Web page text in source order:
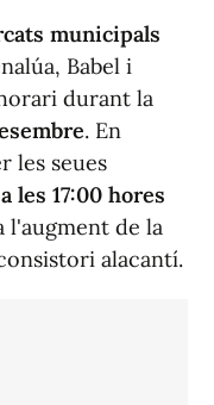
municipals
Babel i
durant la
. En
les seues
les 17:00 hores
l'augment de la
alacantí.